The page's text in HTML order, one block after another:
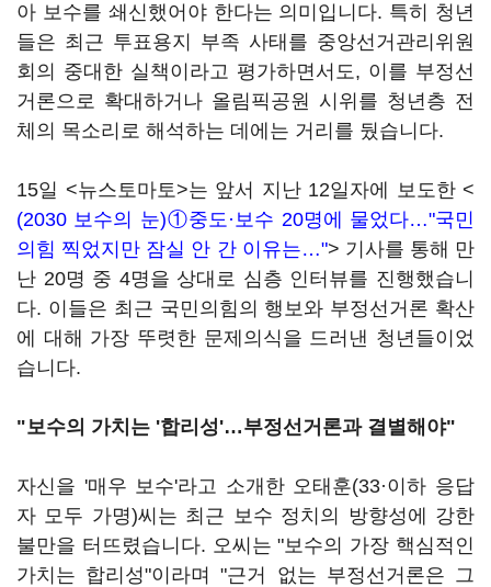
아 보수를 쇄신했어야 한다는 의미입니다. 특히 청년
들은 최근 투표용지 부족 사태를 중앙선거관리위원
회의 중대한 실책이라고 평가하면서도, 이를 부정선
거론으로 확대하거나 올림픽공원 시위를 청년층 전
체의 목소리로 해석하는 데에는 거리를 뒀습니다.
15일 <뉴스토마토>는 앞서 지난 12일자에 보도한 <
(2030 보수의 눈)①중도·보수 20명에 물었다…"국민
의힘 찍었지만 잠실 안 간 이유는…"> 기사를 통해 만
난 20명 중 4명을 상대로 심층 인터뷰를 진행했습니
다. 이들은 최근 국민의힘의 행보와 부정선거론 확산
에 대해 가장 뚜렷한 문제의식을 드러낸 청년들이었
습니다.
"보수의 가치는 '합리성'…부정선거론과 결별해야"
자신을 '매우 보수'라고 소개한 오태훈(33·이하 응답
자 모두 가명)씨는 최근 보수 정치의 방향성에 강한
불만을 터뜨렸습니다. 오씨는 "보수의 가장 핵심적인
가치는 합리성"이라며 "근거 없는 부정선거론은 그